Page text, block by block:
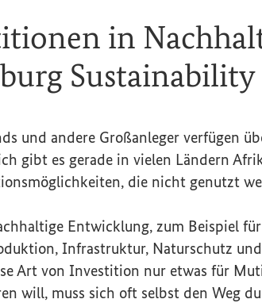
in
und andere Großanleger verfügen
gibt es gerade in vielen Ländern
die nicht genutzt
Entwicklung, zum Beispiel
Infrastruktur, Naturschutz
Art von Investition nur etwas für
will, muss sich oft selbst den Weg